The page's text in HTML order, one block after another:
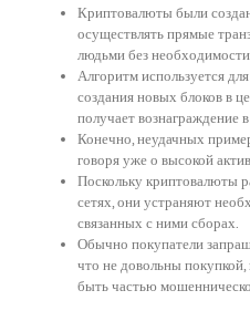
Криптовалюты были
осуществлять прямые
людьми без
Алгоритм используется
создания новых блоков в
получает вознаграждение
Конечно, неудачных
говоря уже о высокой
Поскольку криптовалюты
сетях, они устраняют
связанных с ними сборах.
Обычно покупатели
что не довольны покупкой,
быть частью